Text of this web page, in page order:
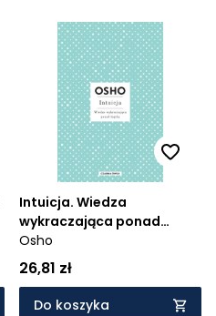
Intuicja. Wiedza
wykraczająca ponad
logikę
Osho
26,81 zł
Do koszyka